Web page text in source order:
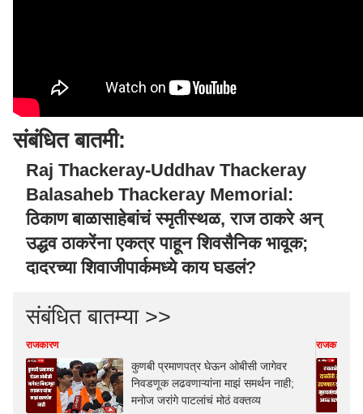
संबंधित बातमी:
Raj Thackeray-Uddhav Thackeray
Balasaheb Thackeray Memorial:
ठिकाण बाळासाहेबांचं स्मृतीस्थळ, राज ठाकरे अन्
उद्धव ठाकरेंना एकत्र पाहून शिवसैनिक भावूक;
दादरच्या शिवाजीपार्कमध्ये काय घडलं?
संबंधित बातम्या >>
राजकारण
कुणबी प्रमाणपत्र घेऊन ओबीसी जागेवर
निवडणूक लढवणाऱ्यांना माझं समर्थन नाही;
मनोज जरांगे पाटलांचं मोठं वक्तव्य
राजकारण